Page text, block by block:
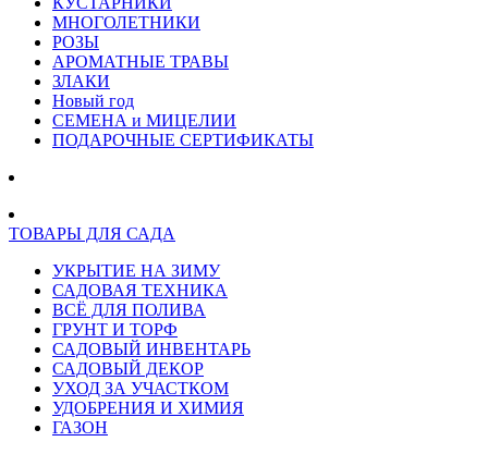
МНОГОЛЕТНИКИ
РОЗЫ
АРОМАТНЫЕ ТРАВЫ
ЗЛАКИ
Новый год
СЕМЕНА и МИЦЕЛИИ
ПОДАРОЧНЫЕ СЕРТИФИКАТЫ
ТОВАРЫ ДЛЯ САДА
УКРЫТИЕ НА ЗИМУ
САДОВАЯ ТЕХНИКА
ВСЁ ДЛЯ ПОЛИВА
ГРУНТ И ТОРФ
САДОВЫЙ ИНВЕНТАРЬ
САДОВЫЙ ДЕКОР
УХОД ЗА УЧАСТКОМ
УДОБРЕНИЯ И ХИМИЯ
ГАЗОН